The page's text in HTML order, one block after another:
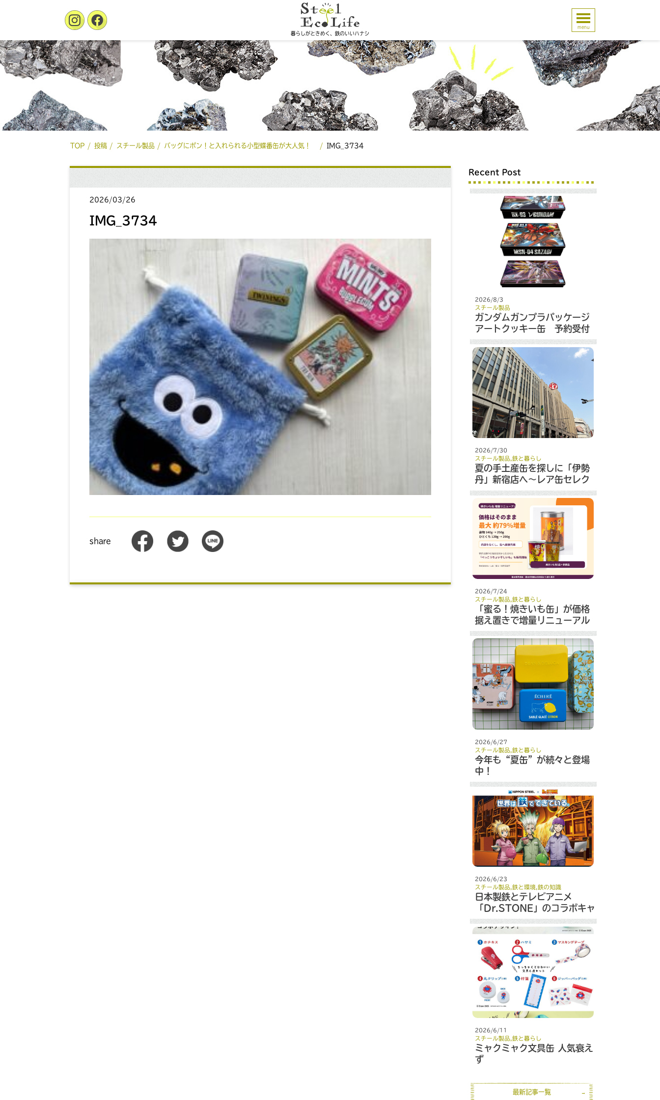
暮らしがときめく、鉄のいいハナシ
menu
TOP 投稿 スチール製品 バッグにポン！と入れられる小型蝶番缶が大人気！ IMG_3734
2026/03/26
IMG_3734
share
Recent Post
2026/8/3
スチール製品
ガンダムガンプラパッケージ
アートクッキー缶 予約受付
開始
2026/7/30
スチール製品,鉄と暮らし
夏の手土産缶を探しに「伊勢
丹」新宿店へ～レア缶セレク
ト～
2026/7/24
スチール製品 鉄と暮らし
「蜜る！焼きいも缶」が価格
据え置きで増量リニューアル
2026/6/27
スチール製品 鉄と暮らし
今年も“夏缶”が続々と登場
中！
2026/6/23
スチール製品 鉄と環境, 鉄の知識
日本製鉄とテレビアニメ
「Dr.STONE」のコラボキャ
ンペーン
2026/6/11
スチール製品 鉄と暮らし
ミャクミャク文具缶 人気衰え
ず
最新記事一覧